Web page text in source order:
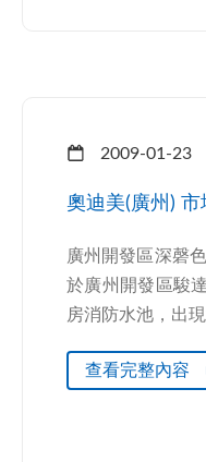
2009-01-23
奧迪美(廣州) 市
廣州開發區深磬
於廣州開發區駿
房消防水池，出
查看完整內容